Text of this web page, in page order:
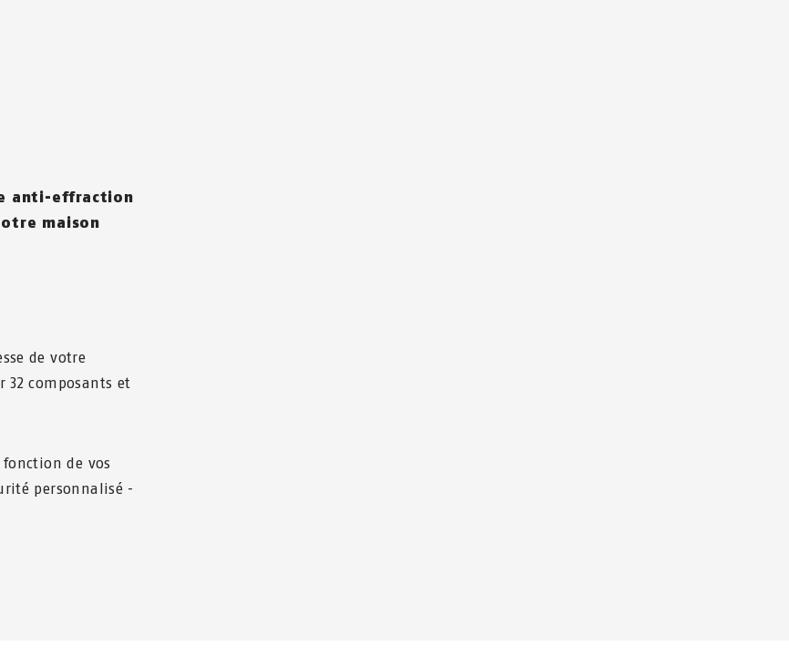
anti-effraction
maison
de votre
32 composants et
de vos
personnalisé -